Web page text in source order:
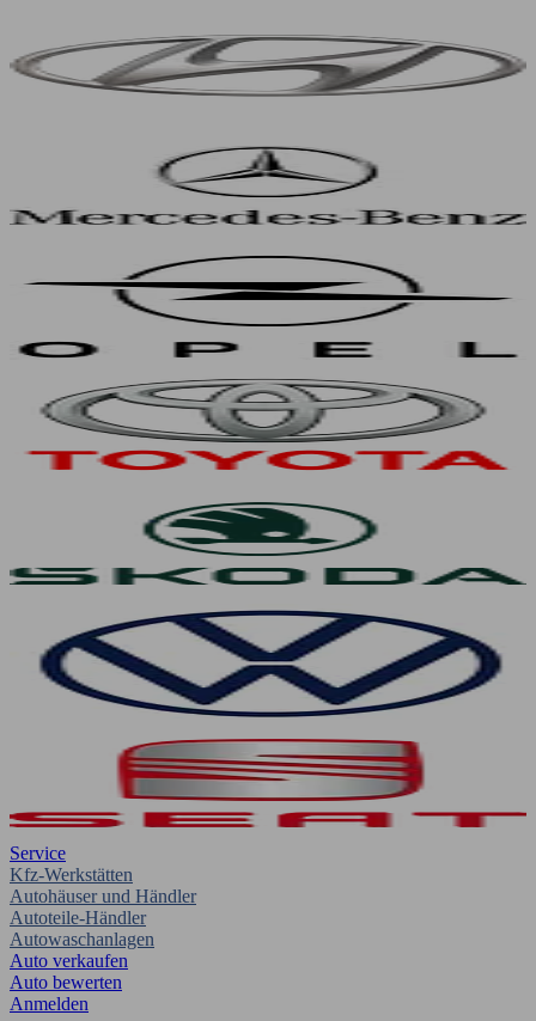
Service
Kfz-Werkstätten
Autohäuser und Händler
Autoteile-Händler
Autowaschanlagen
Auto verkaufen
Auto bewerten
Anmelden